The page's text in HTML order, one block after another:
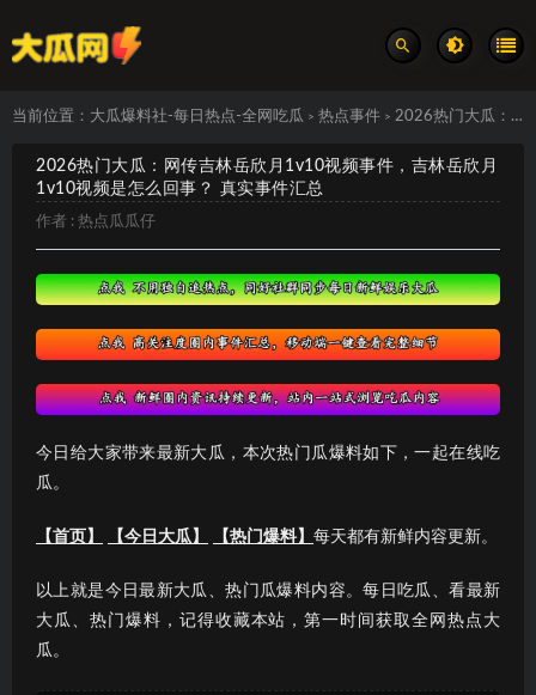
当前位置： 大瓜爆料社-每日热点-全网吃瓜 > 热点事件 > 2026热门大瓜：网传吉林岳欣月1v10视频事件，吉林岳欣月1v10视频是怎么回事？ 真实事件汇总
2026热门大瓜：网传吉林岳欣月1v10视频事件，吉林岳欣月
1v10视频是怎么回事？ 真实事件汇总
作者 : 热点瓜瓜仔
今日给大家带来最新大瓜，本次热门瓜爆料如下，一起在线吃
瓜。
【首页】 【今日大瓜】 【热门爆料】 每天都有新鲜内容更新。
以上就是今日最新大瓜、热门瓜爆料内容。每日吃瓜、看最新
大瓜、热门爆料，记得收藏本站，第一时间获取全网热点大
瓜。